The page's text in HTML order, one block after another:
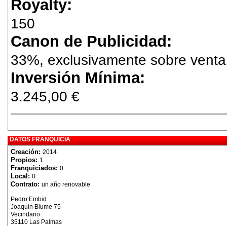
Royalty:
150
Canon de Publicidad:
33%, exclusivamente sobre
Inversión Mínima:
3.245,00 €
DATOS FRANQUICIA
Creación: 2014
Propios: 1
Franquiciados: 0
Local: 0
Contrato: un año renovable
Pedro Embid
Joaquín Blume 75
Vecindario
35110 Las Palmas